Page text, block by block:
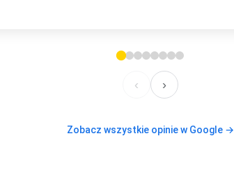
‹ ›
Zobacz wszystkie opinie w Google →